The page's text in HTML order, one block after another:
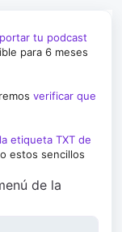
tu podcast
para 6 meses
verificar que
la etiqueta TXT de
estos sencillos
de la